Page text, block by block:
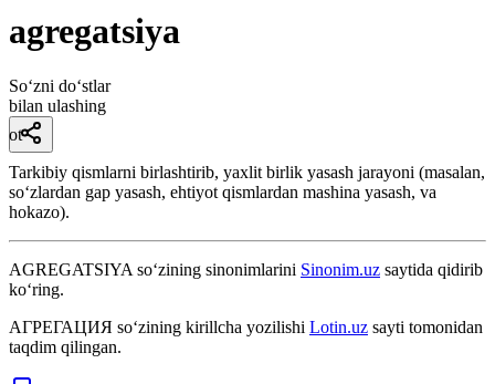
agregatsiya
So‘zni do‘stlar
bilan ulashing
ot
Tarkibiy qismlarni birlashtirib, yaxlit birlik yasash jarayoni (masalan,
soʻzlardan gap yasash, ehtiyot qismlardan mashina yasash, va
hokazo).
AGREGATSIYA so‘zining sinonimlarini Sinonim.uz saytida qidirib
ko‘ring.
АГРЕГАЦИЯ so‘zining kirillcha yozilishi Lotin.uz sayti tomonidan
taqdim qilingan.